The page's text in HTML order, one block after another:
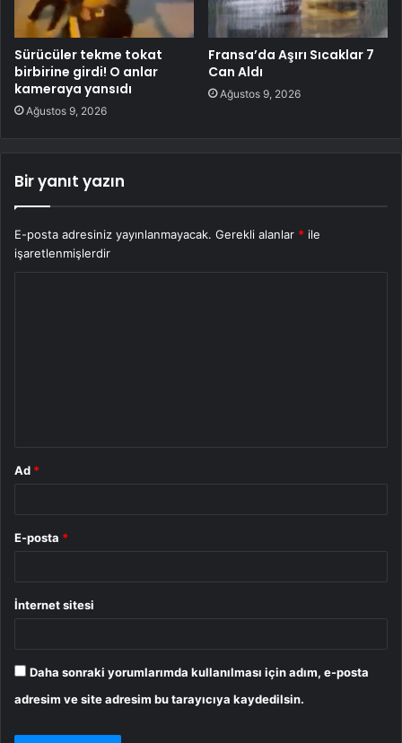
Sürücüler tekme tokat
birbirine girdi! O anlar
kameraya yansıdı
Ağustos 9, 2026
Fransa’da Aşırı Sıcaklar 7
Can Aldı
Ağustos 9, 2026
Bir yanıt yazın
E-posta adresiniz yayınlanmayacak. Gerekli alanlar * ile
işaretlenmişlerdir
Ad *
E-posta *
İnternet sitesi
Daha sonraki yorumlarımda kullanılması için adım, e-posta
adresim ve site adresim bu tarayıcıya kaydedilsin.